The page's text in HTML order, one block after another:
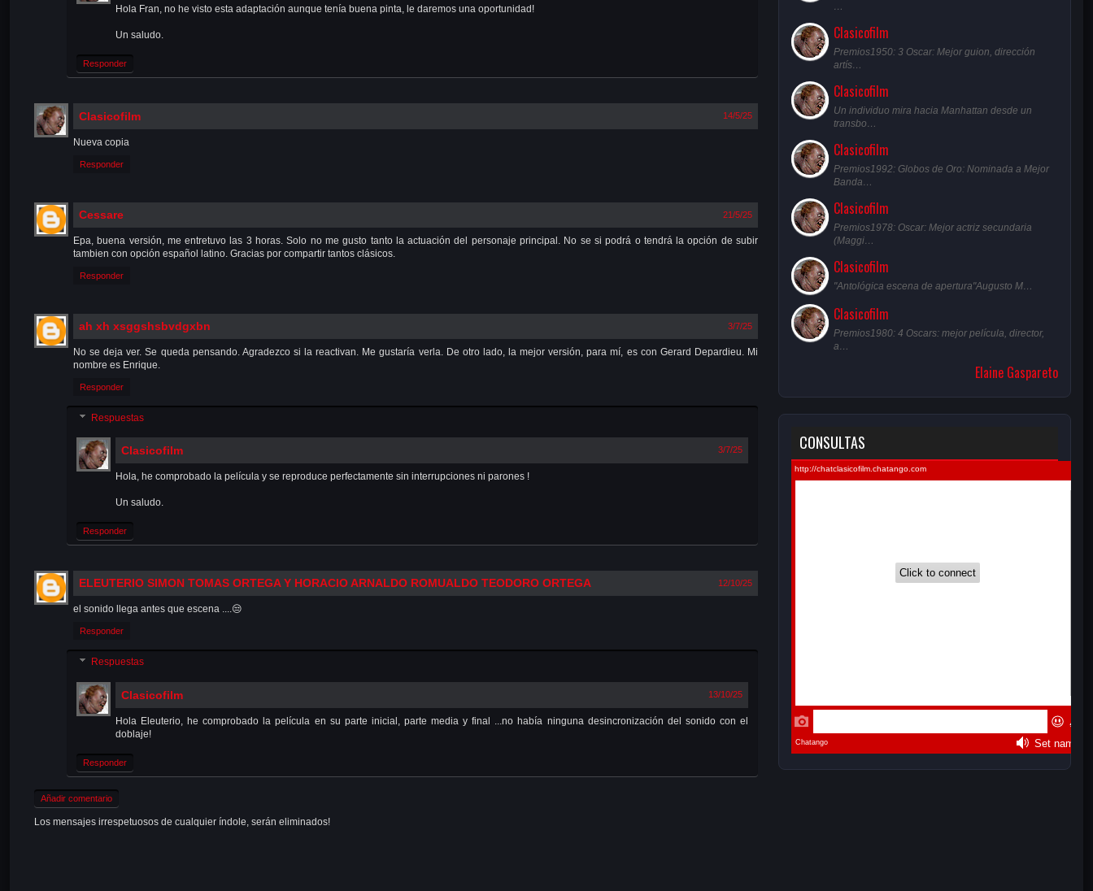
Hola Fran, no he visto esta adaptación aunque tenía buena pinta, le daremos una oportunidad!
Un saludo.
Responder
Clasicofilm 14/5/25
Nueva copia
Responder
Cessare 21/5/25
Epa, buena versión, me entretuvo las 3 horas. Solo no me gusto tanto la actuación del personaje principal. No se si podrá o tendrá la opción de subir
tambien con opción español latino. Gracias por compartir tantos clásicos.
Responder
ah xh xsggshsbvdgxbn 3/7/25
No se deja ver. Se queda pensando. Agradezco si la reactivan. Me gustaría verla. De otro lado, la mejor versión, para mí, es con Gerard Depardieu. Mi
nombre es Enrique.
Responder
Respuestas
Clasicofilm 3/7/25
Hola, he comprobado la película y se reproduce perfectamente sin interrupciones ni parones !
Un saludo.
Responder
ELEUTERIO SIMON TOMAS ORTEGA Y HORACIO ARNALDO ROMUALDO TEODORO ORTEGA 12/10/25
el sonido llega antes que escena ....😒
Responder
Respuestas
Clasicofilm 13/10/25
Hola Eleuterio, he comprobado la película en su parte inicial, parte media y final ...no había ninguna desincronización del sonido con el
doblaje!
Responder
Añadir comentario
Los mensajes irrespetuosos de cualquier índole, serán eliminados!
Clasicofilm
Premios1950: 3 Oscar: Mejor guion, dirección
artís…
Clasicofilm
Un individuo mira hacia Manhattan desde un
transbo…
Clasicofilm
Premios1992: Globos de Oro: Nominada a Mejor
Banda…
Clasicofilm
Premios1978: Oscar: Mejor actriz secundaria
(Maggi…
Clasicofilm
"Antológica escena de apertura"Augusto M…
Clasicofilm
Premios1980: 4 Oscars: mejor película, director,
a…
Elaine Gaspareto
CONSULTAS